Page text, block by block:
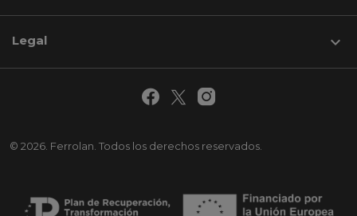
© 2026. Ferrolan. Todos los derechos reservados.
Legal 